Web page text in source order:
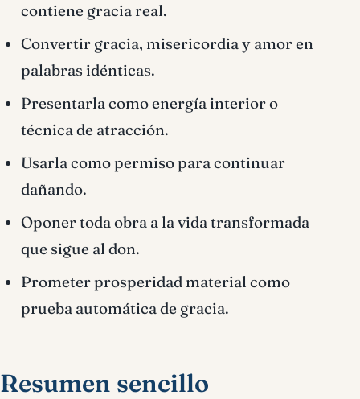
contiene gracia real.
Convertir gracia, misericordia y amor en
palabras idénticas.
Presentarla como energía interior o
técnica de atracción.
Usarla como permiso para continuar
dañando.
Oponer toda obra a la vida transformada
que sigue al don.
Prometer prosperidad material como
prueba automática de gracia.
Resumen sencillo